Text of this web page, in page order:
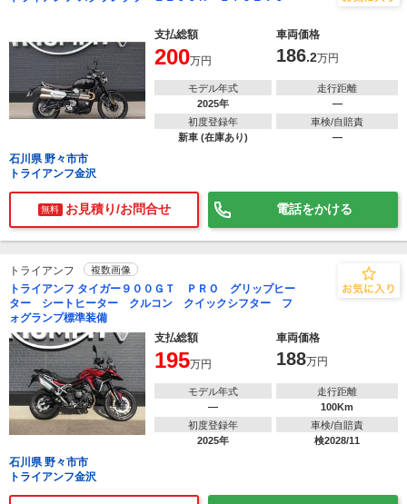
支払総額 車両価格
200万円 186.2万円
モデル年式
2025年
走行距離
―
初度登録年
新車 (在庫あり)
車検/自賠責
―
石川県 野々市市
トライアンフ金沢
無料 お見積り/お問合せ 電話をかける
トライアンフ 複数画像
トライアンフ タイガー９００ＧＴ ＰＲＯ グリップヒー
ター シートヒーター クルコン クイックシフター フ
ォグランプ標準装備
支払総額
車両価格
195万円 188万円
モデル年式
―
走行距離
100Km
初度登録年
2025年
車検/自賠責
検2028/11
石川県 野々市市
トライアンフ金沢